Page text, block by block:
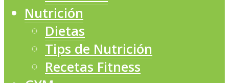
Nutrición
Dietas
Tips de Nutrición
Recetas Fitness